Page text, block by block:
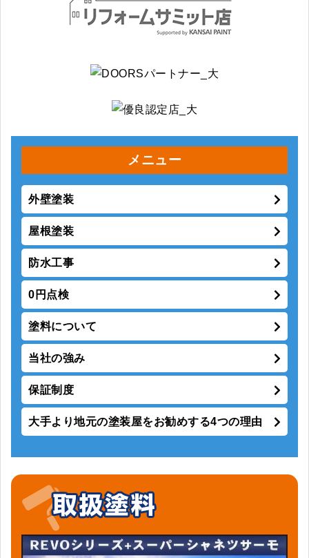
メニュー
外壁塗装
屋根塗装
防水工事
0円点検
塗料について
当社の強み
保証制度
大手より地元の塗装屋をお勧めする4つの理由